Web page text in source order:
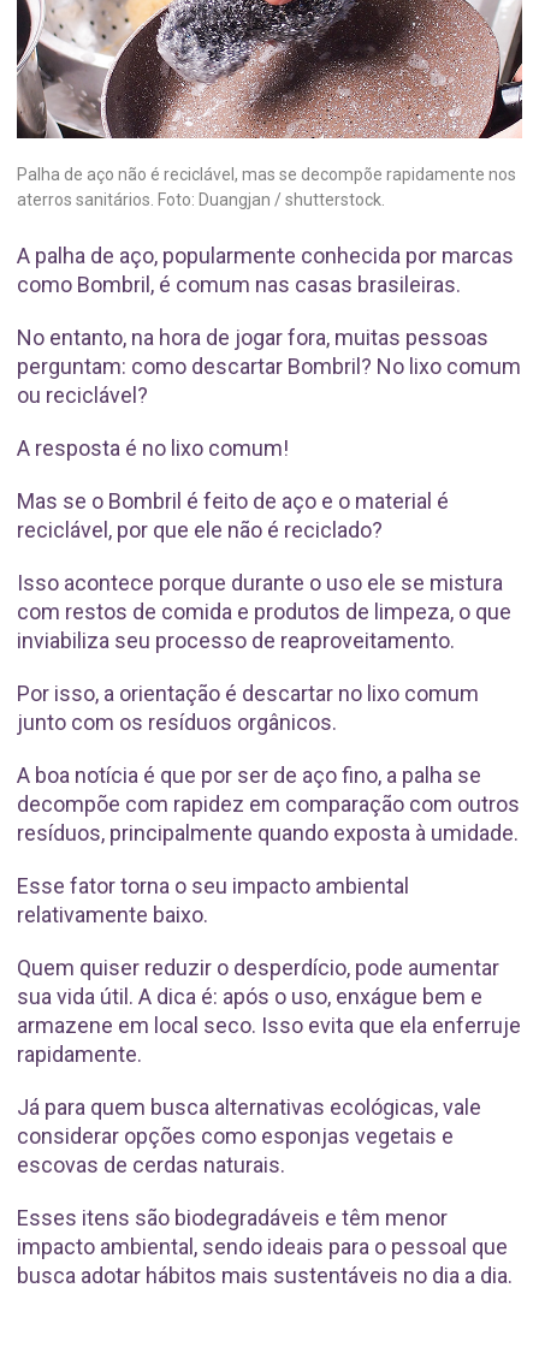
Palha de aço não é reciclável, mas se decompõe rapidamente nos
aterros sanitários. Foto: Duangjan / shutterstock.
A palha de aço, popularmente conhecida por marcas
como Bombril, é comum nas casas brasileiras.
No entanto, na hora de jogar fora, muitas pessoas
perguntam: como descartar Bombril? No lixo comum
ou reciclável?
A resposta é no lixo comum!
Mas se o Bombril é feito de aço e o material é
reciclável, por que ele não é reciclado?
Isso acontece porque durante o uso ele se mistura
com restos de comida e produtos de limpeza, o que
inviabiliza seu processo de reaproveitamento.
Por isso, a orientação é descartar no lixo comum
junto com os resíduos orgânicos.
A boa notícia é que por ser de aço fino, a palha se
decompõe com rapidez em comparação com outros
resíduos, principalmente quando exposta à umidade.
Esse fator torna o seu impacto ambiental
relativamente baixo.
Quem quiser reduzir o desperdício, pode aumentar
sua vida útil. A dica é: após o uso, enxágue bem e
armazene em local seco. Isso evita que ela enferruje
rapidamente.
Já para quem busca alternativas ecológicas, vale
considerar opções como esponjas vegetais e
escovas de cerdas naturais.
Esses itens são biodegradáveis e têm menor
impacto ambiental, sendo ideais para o pessoal que
busca adotar hábitos mais sustentáveis no dia a dia.